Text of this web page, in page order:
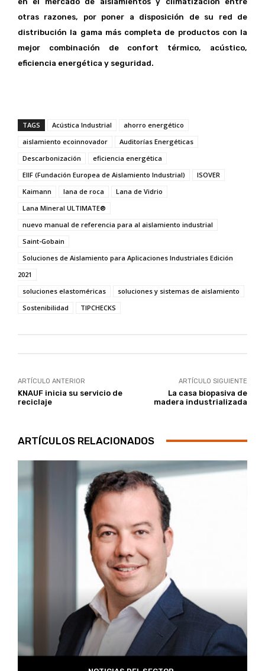
otras razones, por poner a disposición de su red de
distribución la gama más completa de productos con la
mejor combinación de confort térmico, acústico,
eficiencia energética y seguridad.
TAGS Acústica Industrial
ahorro energético
aislamiento ecoinnovador
Auditorías Energéticas
Descarbonización
eficiencia energética
EIIF (Fundación Europea de Aislamiento Industrial)
ISOVER
Kaimann
lana de roca
Lana de Vidrio
Lana Mineral ULTIMATE®
nuevo manual de referencia para al aislamiento industrial
Saint-Gobain
Soluciones de Aislamiento para Aplicaciones Industriales Edición
2021
soluciones elastoméricas
soluciones y sistemas de aislamiento
Sostenibilidad
TIPCHECKS
ARTÍCULO ANTERIOR
KNAUF inicia su servicio de
reciclaje
ARTÍCULO SIGUIENTE
La casa biopasiva de
madera industrializada
ARTÍCULOS RELACIONADOS